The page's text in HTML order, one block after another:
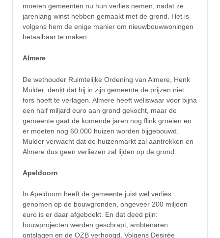
moeten gemeenten nu hun verlies nemen, nadat ze
jarenlang winst hebben gemaakt met de grond. Het is
volgens hem de enige manier om nieuwbouwwoningen
betaalbaar te maken.
Almere
De wethouder Ruimtelijke Ordening van Almere, Henk
Mulder, denkt dat hij in zijn gemeente de prijzen niet
fors hoeft te verlagen. Almere heeft weliswaar voor bijna
een half miljard euro aan grond gekocht, maar de
gemeente gaat de komende jaren nog flink groeien en
er moeten nog 60.000 huizen worden bijgebouwd.
Mulder verwacht dat de huizenmarkt zal aantrekken en
Almere dus geen verliezen zal lijden op de grond.
Apeldoorn
In Apeldoorn heeft de gemeente juist wel verlies
genomen op de bouwgronden, ongeveer 200 miljoen
euro is er daar afgeboekt. En dat deed pijn:
bouwprojecten werden geschrapt, ambtenaren
ontslagen en de OZB verhoogd. Volgens Desirée